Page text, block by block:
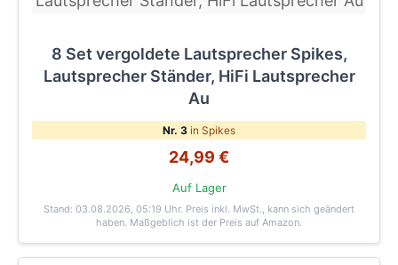
8 Set vergoldete Lautsprecher Spikes,
Lautsprecher Ständer, HiFi Lautsprecher
Au
Nr. 3 in Spikes
24,99 €
Auf Lager
Stand: 03.08.2026, 05:19 Uhr. Preis inkl. MwSt., kann sich geändert
haben. Maßgeblich ist der Preis auf Amazon.